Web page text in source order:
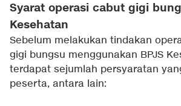
Syarat operasi cabut gigi
Kesehatan
Sebelum melakukan tindakan
gigi bungsu menggunakan BPJS
terdapat sejumlah persyaratan
peserta, antara lain: